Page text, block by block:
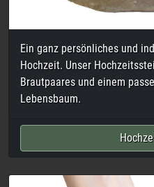
Handschmeichler,
graviert, hat viele Namen
Glück, Zuversicht und Mut
Namensgravur auf der